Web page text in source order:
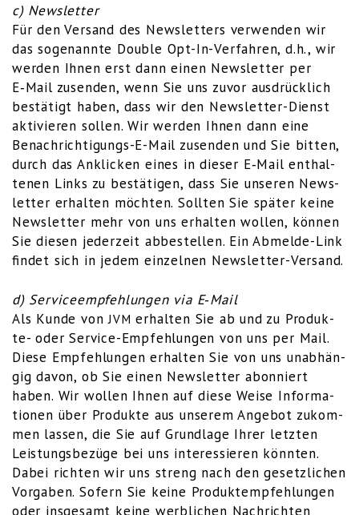
c) News­let­ter
Für den Ver­sand des News­let­ters ver­wen­den wir
das soge­nann­te Dou­ble Opt-In-Ver­fah­ren, d.h., wir
wer­den Ihnen erst dann einen News­let­ter per
E‑Mail zusen­den, wenn Sie uns zuvor aus­drück­lich
bestä­tigt haben, dass wir den News­let­ter-Dienst
akti­vie­ren sol­len. Wir wer­den Ihnen dann eine
Benach­rich­ti­gungs-E-Mail zusen­den und Sie bit­ten,
durch das Ankli­cken eines in die­ser E‑Mail ent­hal­
te­nen Links zu bestä­ti­gen, dass Sie unse­ren News­
let­ter erhal­ten möch­ten. Soll­ten Sie spä­ter kei­ne
News­let­ter mehr von uns erhal­ten wol­len, kön­nen
Sie die­sen jeder­zeit abbe­stel­len. Ein Abmel­de-Link
fin­det sich in jedem ein­zel­nen Newsletter-Versand.
d) Ser­vice­emp­feh­lun­gen via E‑Mail
Als Kun­de vonJVM erhal­ten Sie ab und zu Pro­duk­
te- oder Ser­vice-Emp­feh­lun­gen von uns per Mail.
Die­se Emp­feh­lun­gen erhal­ten Sie von uns unab­hän­
gig davon, ob Sie einen News­let­ter abon­niert
haben. Wir wol­len Ihnen auf die­se Wei­se Infor­ma­
tio­nen über Pro­duk­te aus unse­rem Ange­bot zukom­
men las­sen, die Sie auf Grund­la­ge Ihrer letz­ten
Leis­tungs­be­zü­ge bei uns inter­es­sie­ren könn­ten.
Dabei rich­ten wir uns streng nach den gesetz­li­chen
Vor­ga­ben. Sofern Sie kei­ne Pro­dukt­emp­feh­lun­gen
oder ins­ge­samt kei­ne werb­li­chen Nach­rich­ten